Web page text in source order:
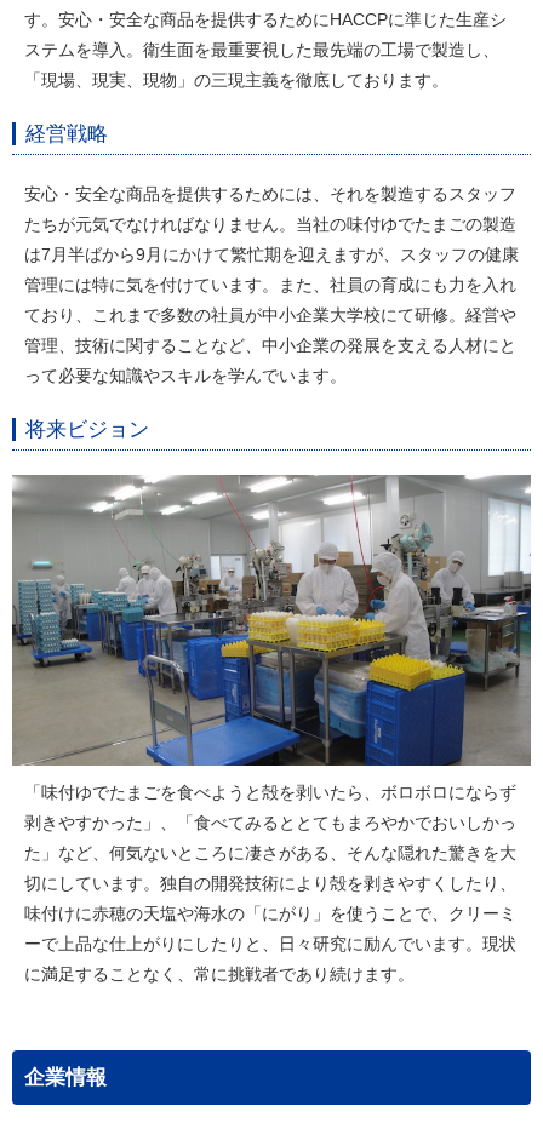
す。安心・安全な商品を提供するためにHACCPに準じた生産シ
ステムを導入。衛生面を最重要視した最先端の工場で製造し、
「現場、現実、現物」の三現主義を徹底しております。
経営戦略
安心・安全な商品を提供するためには、それを製造するスタッフ
たちが元気でなければなりません。当社の味付ゆでたまごの製造
は7月半ばから9月にかけて繁忙期を迎えますが、スタッフの健康
管理には特に気を付けています。また、社員の育成にも力を入れ
ており、これまで多数の社員が中小企業大学校にて研修。経営や
管理、技術に関することなど、中小企業の発展を支える人材にと
って必要な知識やスキルを学んでいます。
将来ビジョン
「味付ゆでたまごを食べようと殻を剥いたら、ボロボロにならず
剥きやすかった」、「食べてみるととてもまろやかでおいしかっ
た」など、何気ないところに凄さがある、そんな隠れた驚きを大
切にしています。独自の開発技術により殻を剥きやすくしたり、
味付けに赤穂の天塩や海水の「にがり」を使うことで、クリーミ
ーで上品な仕上がりにしたりと、日々研究に励んでいます。現状
に満足することなく、常に挑戦者であり続けます。
企業情報